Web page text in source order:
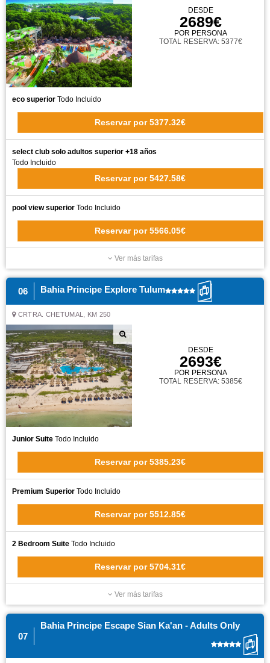
DESDE
2689€
POR PERSONA
TOTAL RESERVA: 5377€
eco superior Todo Incluido
Reservar por 5377.32€
select club solo adultos superior +18 años
Todo Incluido
Reservar por 5427.58€
pool view superior Todo Incluido
Reservar por 5566.05€
Ver más tarifas
06 Bahia Principe Explore Tulum
CRTRA. CHETUMAL, KM 250
DESDE
2693€
POR PERSONA
TOTAL RESERVA: 5385€
Junior Suite Todo Incluido
Reservar por 5385.23€
Premium Superior Todo Incluido
Reservar por 5512.85€
2 Bedroom Suite Todo Incluido
Reservar por 5704.31€
Ver más tarifas
07
Bahia Principe Escape Sian Ka'an - Adults Only